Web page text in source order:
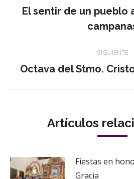
entre
El sentir de un pueblo
SIGUIENTE
Octava del Stmo.
Artículos
Fiestas en
Gracia